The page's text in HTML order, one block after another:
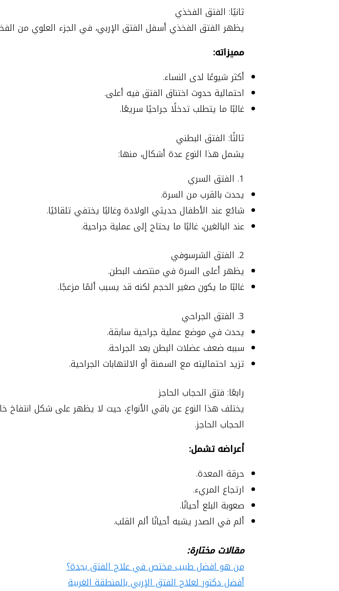
ثانيًا: الفتق الفخذي
يظهر الفتق الفخذي أسفل الفتق الإربي، في الجزء العلوي من
مميزاته:
أكثر شيوعًا لدى النساء.
احتمالية حدوث اختناق الفتق فيه أعلى.
غالبًا ما يتطلب تدخلًا جراحيًا سريعًا.
ثالثًا: الفتق البطني
يشمل هذا النوع عدة أشكال، منها:
1. الفتق السري
يحدث بالقرب من السرة.
شائع عند الأطفال حديثي الولادة وغالبًا يختفي تلقائيًا.
عند البالغين، غالبًا ما يحتاج إلى عملية جراحية.
2. الفتق الشرسوفي
يظهر أعلى السرة في منتصف البطن.
غالبًا ما يكون صغير الحجم لكنه قد يسبب ألمًا مزعجًا.
3. الفتق الجراحي
يحدث في موضع عملية جراحية سابقة.
سببه ضعف عضلات البطن بعد الجراحة.
تزيد احتماليته مع السمنة أو الالتهابات الجراحية.
رابعًا: فتق الحجاب الحاجز
يختلف هذا النوع عن باقي الأنواع، حيث لا يظهر على شكل
الحجاب الحاجز.
أعراضه تشمل:
حرقة المعدة.
ارتجاع المريء.
صعوبة البلع أحيانًا.
ألم في الصدر يشبه أحيانًا ألم القلب.
مقالات مختارة:
من هو افضل طبيب مختص في علاج الفتق بجدة؟
أفضل دكتور لعلاج الفتق الإربي بالمنطقة الغربية